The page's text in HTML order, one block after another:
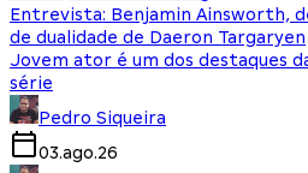
Entrevista: Benjamin Ainsworth,
de dualidade de Daeron Targaryen
Jovem ator é um dos destaques
série
Pedro Siqueira
03.ago.26